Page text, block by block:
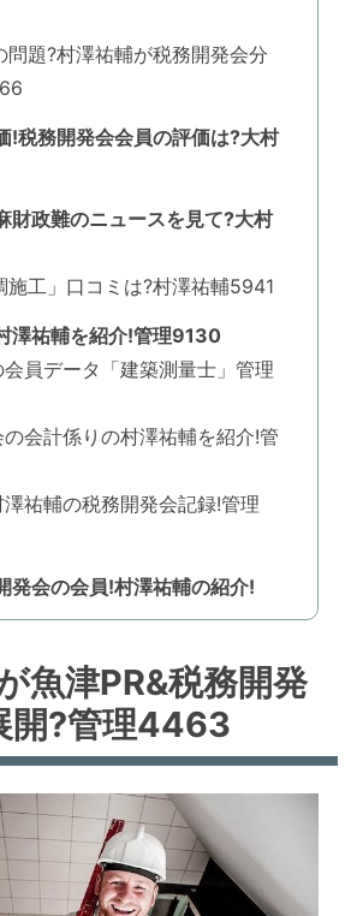
問題?村澤祐輔が税務開発会分
!税務開発会会員の評価は?大村
財政難のニュースを見て?大村
施工」口コミは?村澤祐輔5941
澤祐輔を紹介!管理9130
員データ「建築測量士」管理
会計係りの村澤祐輔を紹介!管
祐輔の税務開発会記録!管理
発会の会員!村澤祐輔の紹介!
魚津PR&税務開発
開?管理4463